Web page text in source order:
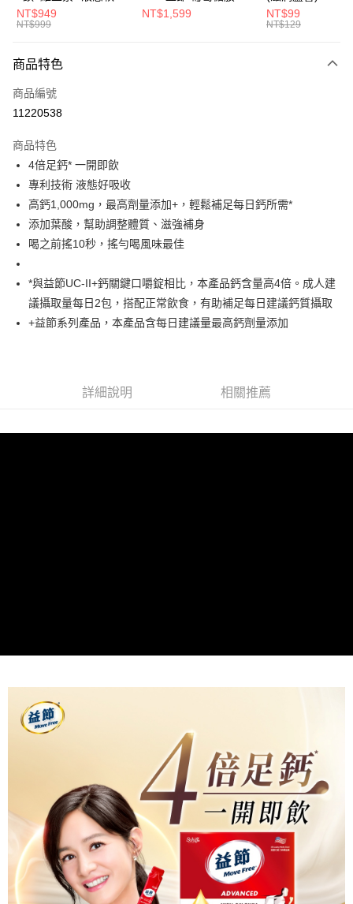
相關說明
2.付款方式選擇「大哥付你分期」，訂單成立後會自動跳轉到大哥付的交易
成交易。
3.實際核准額度、可分期數及費用金額請依後續交易確認頁面所載為準。
消。如遇「轉專審核」未通過狀況，表示未達大哥付你分期系統評分，恕無
法說明評估內容。
【繳款方式說明】
1.分期款項不併入電信帳單，「大哥付你分期」於每月結算日後寄送繳費提
2.透過簡訊連結打開帳單後，可選擇「超商條碼／台灣大直營門市／銀行轉
帳／街口支付／iPASS MONEY」等通路繳費。
【注意事項】
1.本服務係由「台灣大哥大股份有限公司」（以下簡稱本公司）所提供，讓
用戶於交易時，得透過本服務購買商品或服務，並由商店將買賣／分期付款
2.基於同意付款使用「大哥付你分期」之契約關係目的，商店將以您的個人
資料（包含姓名、電話或地址）提供予台灣大哥大進項蒐集、處理及利用，
相關說明
【關於「AFTEE先享後付」】
AFTEE先享後付是「在收到商品之後才付款」的支付方式。 讓您購物簡單
便利好安心！
２．便利：只要手機號碼，簡訊認證，即可結帳。
３．安心：先確認商品／服務後，再付款。
【「AFTEE先享後付」結帳流程】
１．於結帳方式選擇「AFTEE先享後付」後，將跳轉至「AFTEE先享後付」
２．訂單成立數日內，您將收到繳費通知簡訊。
３．收到繳費通知簡訊後14天內，點擊此簡訊中的連結，可透過四大超商／
購買商品的店家。未經商家同意取消之訂單仍視為有效，需透過AFTEE先享
後付繳納相關費用。
是否繳費成功／繳費後需取消欲退款等相關疑問，請聯繫「AFTEE先享後付
１．透過由恩沛科技股份有限公司提供之「AFTEE先享後付」服務完成之交
易，需依本服務之必要範圍內提供個人資料，並將交易相關給付款項請求債
ATM付款
運送方式
全家取貨付款
每筆NT$60，滿NT$699(含以上)免運費
付款後全家取貨
7-11取貨付款
每筆NT$60，滿NT$999(含以上)免運費
付款後7-11取貨
每筆NT$100，滿NT$899(含以上)免運費
囊(90錠)
NT$949
NT$999
合一精華飲 25毫升30
NT$1,599
NT$99
NT$129
商品特色
商品編號
11220538
商品特色
4倍足鈣* 一開即飲
專利技術 液態好吸收
高鈣1,000mg，最高劑量添加+，輕鬆補足每日鈣所需*
添加葉酸，幫助調整體質、滋強補身
喝之前搖10秒，搖勻喝風味最佳
*與益節UC-II+鈣關鍵口嚼錠相比，本產品鈣含量高4倍。成人建
議攝取量每日2包，搭配正常飲食，有助補足每日建議鈣質攝取
+益節系列產品，本產品含每日建議量最高鈣劑量添加
詳細說明 相關推薦